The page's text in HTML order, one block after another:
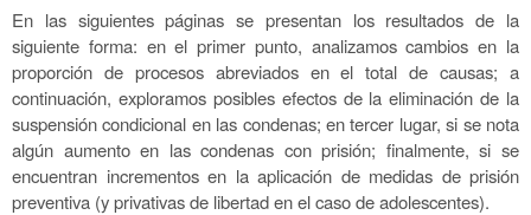
En las siguientes páginas se presentan los resultados de la
siguiente forma: en el primer punto, analizamos cambios en la
proporción de procesos abreviados en el total de causas; a
continuación, exploramos posibles efectos de la eliminación de la
suspensión condicional en las condenas; en tercer lugar, si se nota
algún aumento en las condenas con prisión; finalmente, si se
encuentran incrementos en la aplicación de medidas de prisión
preventiva (y privativas de libertad en el caso de adolescentes).